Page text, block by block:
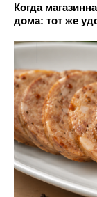
Когда
дома: тот же